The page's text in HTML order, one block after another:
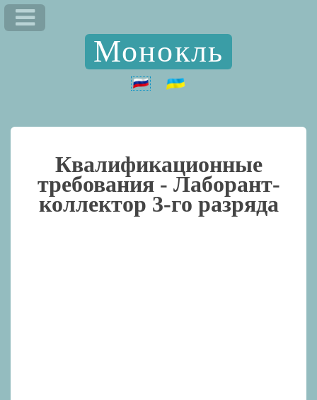
Монокль
Квалификационные
требования - Лаборант-
коллектор 3-го разряда